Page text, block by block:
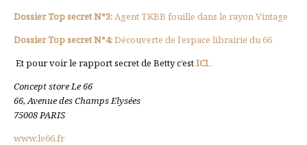
Dossier Top secret N°3: Agent TKBB fouille dans le rayon Vintage
Dossier Top secret N°4:Découverte de l’espace librairie du 66
Et pour voir le rapport secret de Betty c’estICI..
Concept store Le 66
66, Avenue des Champs Elysées
75008 PARIS
www.le66.fr